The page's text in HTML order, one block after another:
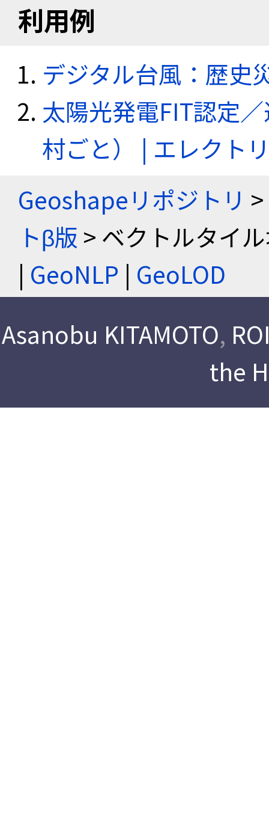
利用例
デジタル台風：歴史
太陽光発電FIT認定
村ごと） | エレクト
Geoshapeリポジトリ >
トβ版 > ベクトルタイ
| GeoNLP | GeoLOD
Asanobu KITAMOTO,
the